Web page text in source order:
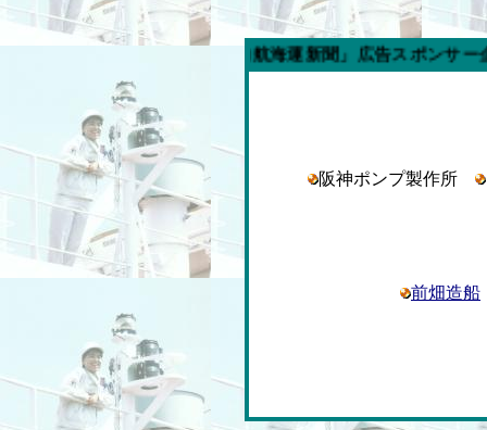
今週の「内航海運新聞」広告スポンサー企業
阪神ポンプ製作所
前畑造船